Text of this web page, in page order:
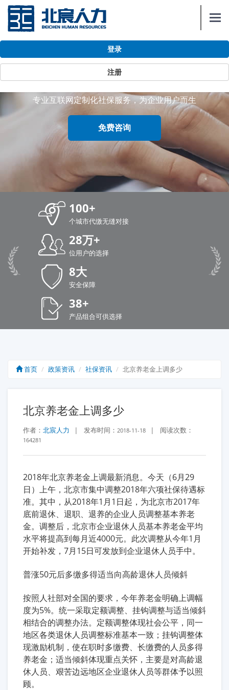
登录
注册
政策与资讯
专业互联网定制化社保服务，为企业用户而生
免费咨询
100+
个城市代缴无缝对接
28万+
位用户的选择
8大
安全保障
38+
产品组合可供选择
首页 政策资讯 社保资讯 北京养老金上调多少
北京养老金上调多少
作者： 北宸人力 | 发布时间： 2018-11-18 | 阅读次数：
164281
2018年北京养老金上调最新消息。今天（6月29
日）上午，北京市集中调整2018年六项社保待遇标
准。其中，从2018年1月1日起，为北京市2017年
底前退休、退职、退养的企业人员调整基本养老
金。调整后，北京市企业退休人员基本养老金平均
水平将提高到每月近4000元。此次调整从今年1月
开始补发，7月15日可发放到企业退休人员手中。
普涨50元后多缴多得适当向高龄退休人员倾斜
按照人社部对全国的要求，今年养老金明确上调幅
度为5%。统一采取定额调整、挂钩调整与适当倾斜
相结合的调整办法。定额调整体现社会公平，同一
地区各类退休人员调整标准基本一致；挂钩调整体
现激励机制，使在职时多缴费、长缴费的人员多得
养老金；适当倾斜体现重点关怀，主要是对高龄退
休人员、艰苦边远地区企业退休人员等群体予以照
顾。